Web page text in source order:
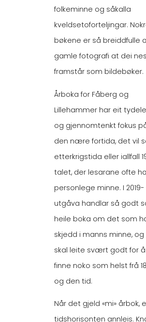
folkeminne og såkalla
kveldsetoforteljingar.
bøkene er så breiddfulle
gamle fotografi at dei
framstår som bildebøker.
Årboka for Fåberg og
Lillehammer har eit
og gjennomtenkt fokus
den nære fortida, det vil
etterkrigstida eller iallfall
talet, der lesarane ofte
personlege minne. I 2019-
utgåva handlar så godt
heile boka om det som
skjedd i manns minne, og
skal leite svært godt for å
finne noko som helst frå
og den tid.
Når det gjeld «mi» årbok,
tidshorisonten annleis.